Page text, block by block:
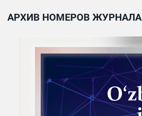
АРХИВ НОМЕРОВ ЖУРНАЛА